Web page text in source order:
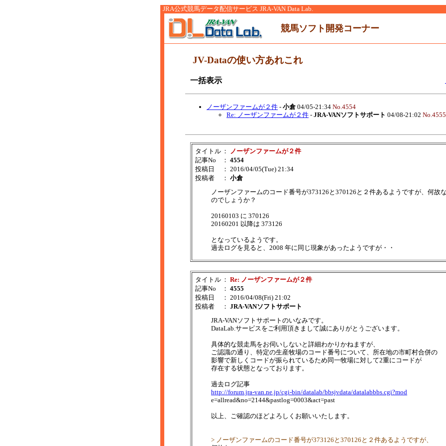
JRA公式競馬データ配信サービス JRA-VAN Data Lab.
競馬ソフト開発コーナー
JV-Dataの使い方あれこれ
一括表示
ノーザンファームが２件 - 小倉 04/05-21:34 No.4554
Re: ノーザンファームが２件 - JRA-VANソフトサポート 04/08-21:02 No.4555
タイトル ： ノーザンファームが２件
記事No
： 4554
投稿日
： 2016/04/05(Tue) 21:34
投稿者
： 小倉
ノーザンファームのコード番号が373126と370126と２件あるようですが、何故な
のでしょうか？
20160103 に 370126
20160201 以降は 373126
となっているようです。
過去ログを見ると、2008 年に同じ現象があったようですが・・
タイトル ： Re: ノーザンファームが２件
記事No
： 4555
投稿日
： 2016/04/08(Fri) 21:02
投稿者
： JRA-VANソフトサポート
JRA-VANソフトサポートのいなみです。
DataLab.サービスをご利用頂きまして誠にありがとうございます。
具体的な競走馬をお伺いしないと詳細わかりかねますが、
ご認識の通り、特定の生産牧場のコード番号について、所在地の市町村合併の
影響で新しくコードが振られているため同一牧場に対して2重にコードが
存在する状態となっております。
過去ログ記事
http://forum.jra-van.ne.jp/cgi-bin/datalab/bbsjvdata/datalabbbs.cgi?mod
e=allread&no=2144&pastlog=0003&act=past
以上、ご確認のほどよろしくお願いいたします。
> ノーザンファームのコード番号が373126と370126と２件あるようですが、